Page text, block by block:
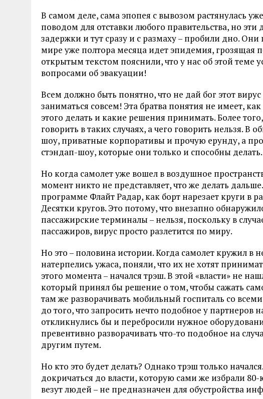
В самом деле, сама эпопея с вывозом растянулась
поводом для отставки любого правительства, но
задержки и тут сразу и с размаху – пробили дно.
мире уже полтора месяца идет эпидемия, грозящая
открытым текстом пояснили, что у нас об этой теме
вопросами об эвакуации!
Всем должно быть понятно, что не дай бог этот
заниматься совсем! Эта братва понятия не имеет,
этого делать и какие решения принимать. Более
говорить в таких случаях, а чего говорить нельзя.
шоу, приватные корпоративы и прочую ерунду, а
стэндап-шоу, которые они только и способны делать.
Но когда самолет уже вошел в воздушное
момент никто не представляет, что же делать
программе Флайт Радар, как борт нарезает круги в
Десятки кругов. Это потому, что внезапно
пассажирские терминалы – нельзя, поскольку в
пассажиров, вирус просто разлетится по миру.
Но это – половина истории. Когда самолет кружил в
натерпелись ужаса, поняли, что их не хотят
этого момента – начался трэш. В этой «власти» не
который принял бы решение о том, чтобы сажать
там же разворачивать мобильный госпиталь со
до того, что запросить нечто подобное у партнеров
откликнулись бы и перебросили нужное
превентивно разворачивать что-то подобное на
другим путем.
Но кто это будет делать? Однако трэш только
докричаться до власти, которую сами же избрали
везут людей – не предназначен для обустройства